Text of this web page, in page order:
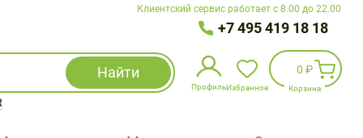
Клиентский сервис работает с 8.00 до 22.00
+7 495 419 18 18
Найти
Профиль
Избранное
Избранное
0 ₽
Корзина